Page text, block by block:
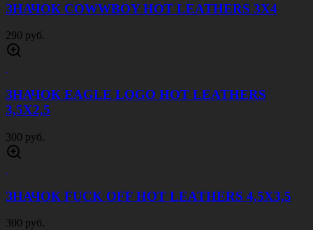
ЗНАЧОК COWWBOY HOT LEATHERS 3Х4
290 руб.
ЗНАЧОК EAGLE LOGO HOT LEATHERS
3,5Х2,5
300 руб.
ЗНАЧОК FUCK OFF HOT LEATHERS 4,5Х3,5
300 руб.